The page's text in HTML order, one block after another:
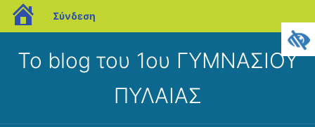
blogs.sch.gr
Σύνδεση
Το blog του 1ου ΓΥΜΝΑΣΙΟΥ
ΠΥΛΑΙΑΣ